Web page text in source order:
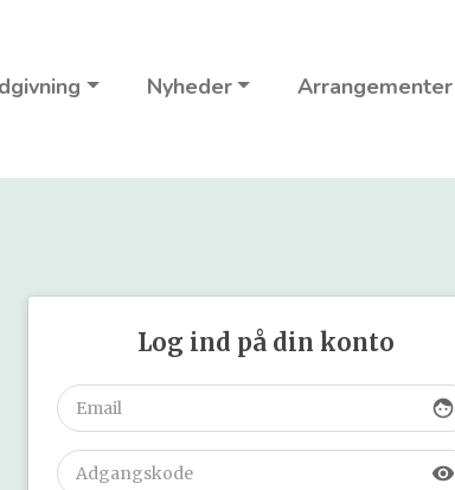
Nyheder Arrangementer
Log ind på din konto
face
visibility